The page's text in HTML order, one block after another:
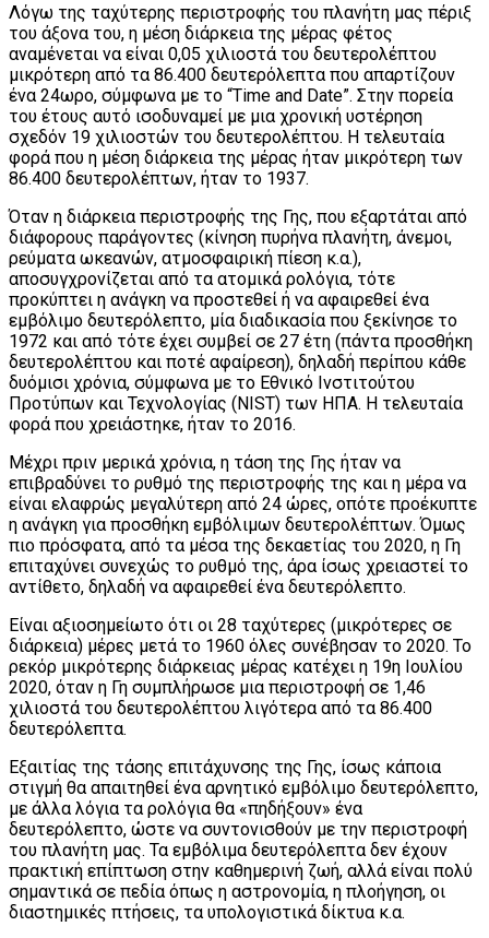
Λόγω της ταχύτερης περιστροφής του πλανήτη μας πέριξ
του άξονα του, η μέση διάρκεια της μέρας φέτος
αναμένεται να είναι 0,05 χιλιοστά του δευτερολέπτου
μικρότερη από τα 86.400 δευτερόλεπτα που απαρτίζουν
ένα 24ωρο, σύμφωνα με το “Time and Date”. Στην πορεία
του έτους αυτό ισοδυναμεί με μια χρονική υστέρηση
σχεδόν 19 χιλιοστών του δευτερολέπτου. Η τελευταία
φορά που η μέση διάρκεια της μέρας ήταν μικρότερη των
86.400 δευτερολέπτων, ήταν το 1937.
Όταν η διάρκεια περιστροφής της Γης, που εξαρτάται από
διάφορους παράγοντες (κίνηση πυρήνα πλανήτη, άνεμοι,
ρεύματα ωκεανών, ατμοσφαιρική πίεση κ.α.),
αποσυγχρονίζεται από τα ατομικά ρολόγια, τότε
προκύπτει η ανάγκη να προστεθεί ή να αφαιρεθεί ένα
εμβόλιμο δευτερόλεπτο, μία διαδικασία που ξεκίνησε το
1972 και από τότε έχει συμβεί σε 27 έτη (πάντα προσθήκη
δευτερολέπτου και ποτέ αφαίρεση), δηλαδή περίπου κάθε
δυόμισι χρόνια, σύμφωνα με το Εθνικό Ινστιτούτου
Προτύπων και Τεχνολογίας (NIST) των ΗΠΑ. Η τελευταία
φορά που χρειάστηκε, ήταν το 2016.
Μέχρι πριν μερικά χρόνια, η τάση της Γης ήταν να
επιβραδύνει το ρυθμό της περιστροφής της και η μέρα να
είναι ελαφρώς μεγαλύτερη από 24 ώρες, οπότε προέκυπτε
η ανάγκη για προσθήκη εμβόλιμων δευτερολέπτων. Όμως
πιο πρόσφατα, από τα μέσα της δεκαετίας του 2020, η Γη
επιταχύνει συνεχώς το ρυθμό της, άρα ίσως χρειαστεί το
αντίθετο, δηλαδή να αφαιρεθεί ένα δευτερόλεπτο.
Είναι αξιοσημείωτο ότι οι 28 ταχύτερες (μικρότερες σε
διάρκεια) μέρες μετά το 1960 όλες συνέβησαν το 2020. Το
ρεκόρ μικρότερης διάρκειας μέρας κατέχει η 19η Ιουλίου
2020, όταν η Γη συμπλήρωσε μια περιστροφή σε 1,46
χιλιοστά του δευτερολέπτου λιγότερα από τα 86.400
δευτερόλεπτα.
Εξαιτίας της τάσης επιτάχυνσης της Γης, ίσως κάποια
στιγμή θα απαιτηθεί ένα αρνητικό εμβόλιμο δευτερόλεπτο,
με άλλα λόγια τα ρολόγια θα «πηδήξουν» ένα
δευτερόλεπτο, ώστε να συντονισθούν με την περιστροφή
του πλανήτη μας. Τα εμβόλιμα δευτερόλεπτα δεν έχουν
πρακτική επίπτωση στην καθημερινή ζωή, αλλά είναι πολύ
σημαντικά σε πεδία όπως η αστρονομία, η πλοήγηση, οι
διαστημικές πτήσεις, τα υπολογιστικά δίκτυα κ.α.